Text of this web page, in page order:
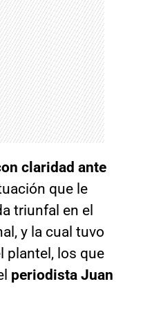
claridad ante
que le
triunfal en el
y la cual tuvo
plantel, los que
periodista Juan